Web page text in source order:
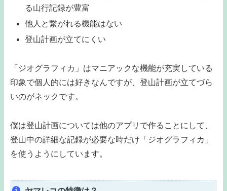
る山行記録が豊富
他人と繋がれる機能はない
登山計画が立てにくい
「ジオグラフィカ」はマニアックな機能が充実している
印象で個人的には好きなんですが、登山計画が立てづら
いのがネックです。
僕は登山計画については他のアプリで作ることにして、
登山中の詳細な記録が必要な時だけ「ジオグラフィカ」
を使うようにしています。